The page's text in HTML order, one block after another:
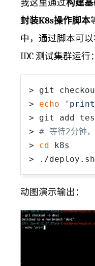
我这里通过构建基
封装K8s操作脚本
中，通过脚本可
IDC 测试集群运行：
> git
> echo
> git add
> # 等待2分钟
> cd k8s
> ./
动图演示输出：